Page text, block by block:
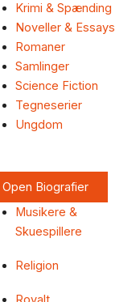
Krimi & Spænding
Noveller & Essays
Romaner
Samlinger
Science Fiction
Tegneserier
Ungdom
Open Biografier
Musikere &
Skuespillere
Religion